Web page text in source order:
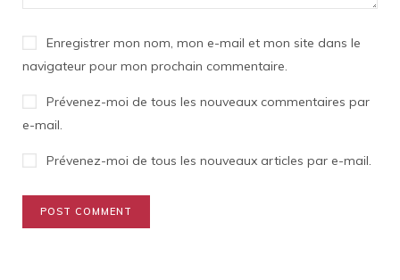
Enregistrer mon nom, mon e-mail et mon site dans le
navigateur pour mon prochain commentaire.
Prévenez-moi de tous les nouveaux commentaires par
e-mail.
Prévenez-moi de tous les nouveaux articles par e-mail.